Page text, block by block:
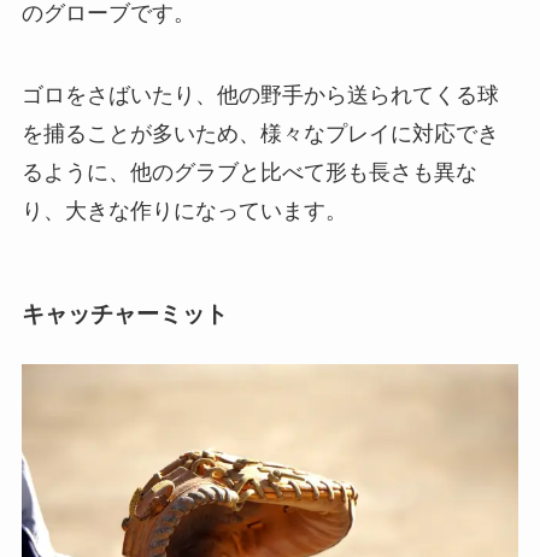
のグローブです。
ゴロをさばいたり、他の野手から送られてくる球
を捕ることが多いため、様々なプレイに対応でき
るように、他のグラブと比べて形も長さも異な
り、大きな作りになっています。
キャッチャーミット